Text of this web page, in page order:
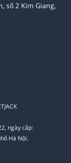
số 2 Kim Giang,
ngày cấp:
Hà Nội.